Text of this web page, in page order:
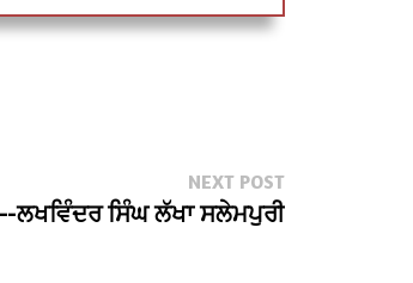
NEXT POSTNext
post:
ਲਖਵਿੰਦਰ ਸਿੰਘ ਲੱਖਾ ਸਲੇਮਪੁਰੀ